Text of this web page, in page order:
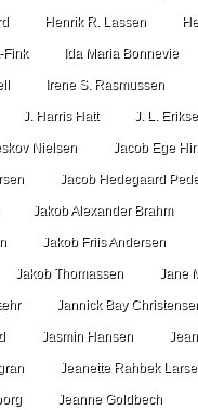
Henrik R. Lassen
Fink Ida Maria Bonnevie
Irene S. Rasmussen
J. Harris Hatt J. L.
Nielsen Jacob Ege
Jacob Hedegaard
Jakob Alexander Brahm
Jakob Friis Andersen
Jakob Thomassen Jane
Jannick Bay
Jasmin Hansen
Jeanette Rahbek
Jeanne Goldbech